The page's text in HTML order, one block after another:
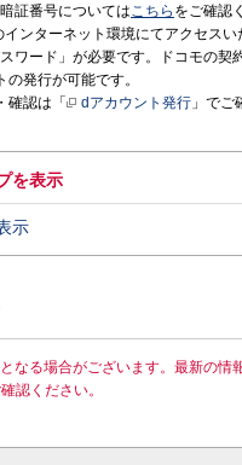
証番号についてはこちら をご確認
ンターネット環境にてアクセスい
ワード」が必要です。ドコモの契
発行が可能です。
確認は「
dアカウント発行 」でご
を表示
示
なる場合がございます。最新の情
認ください。